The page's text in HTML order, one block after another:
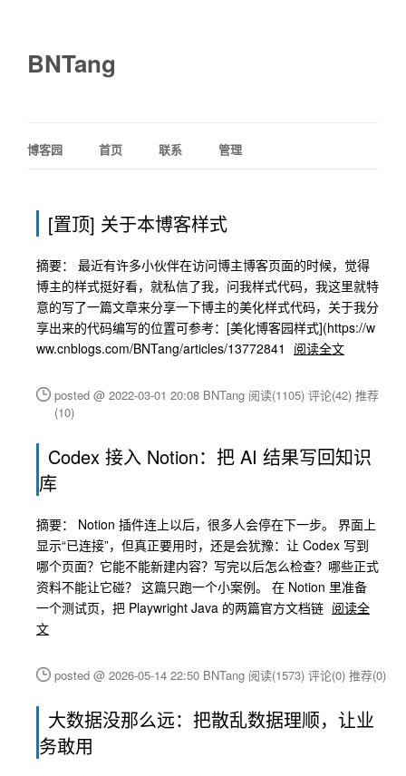
BNTang
博客园 首页 联系 管理
[置顶] 关于本博客样式
摘要： 最近有许多小伙伴在访问博主博客页面的时候，觉得
博主的样式挺好看，就私信了我，问我样式代码，我这里就特
意的写了一篇文章来分享一下博主的美化样式代码，关于我分
享出来的代码编写的位置可参考：[美化博客园样式](https://w
ww.cnblogs.com/BNTang/articles/13772841
阅读全文
posted @ 2022-03-01 20:08 BNTang 阅读(1105) 评论(42) 推荐
(10)
Codex 接入 Notion：把 AI 结果写回知识
库
摘要： Notion 插件连上以后，很多人会停在下一步。 界面上
显示“已连接”，但真正要用时，还是会犹豫：让 Codex 写到
哪个页面？它能不能新建内容？写完以后怎么检查？哪些正式
资料不能让它碰？ 这篇只跑一个小案例。 在 Notion 里准备
一个测试页，把 Playwright Java 的两篇官方文档链 阅读全
文
posted @ 2026-05-14 22:50 BNTang 阅读(1573) 评论(0) 推荐(0)
大数据没那么远：把散乱数据理顺，让业
务敢用